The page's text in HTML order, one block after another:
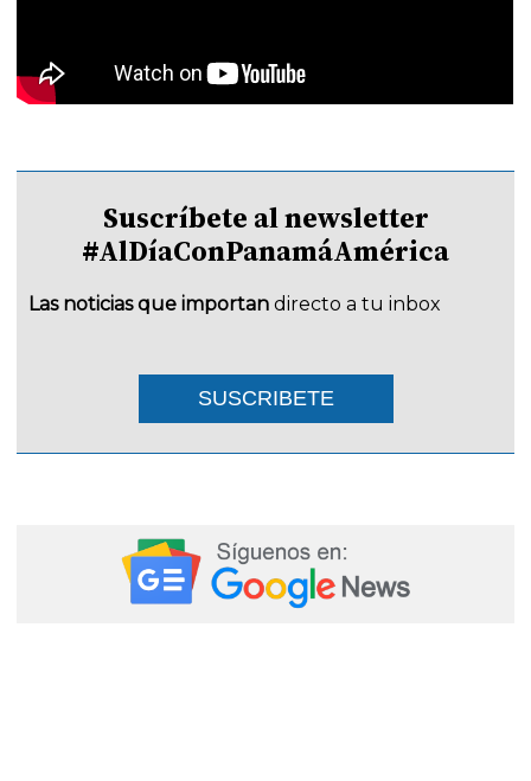
Suscríbete al newsletter
#AlDíaConPanamáAmérica
Las noticias que importan directo a tu inbox
SUSCRIBETE